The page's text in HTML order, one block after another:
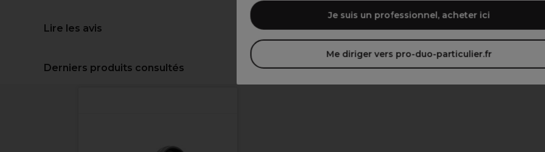
Je suis un professionnel, acheter ici
Me diriger vers pro-duo-particulier.fr
Lire les avis
Derniers produits consultés